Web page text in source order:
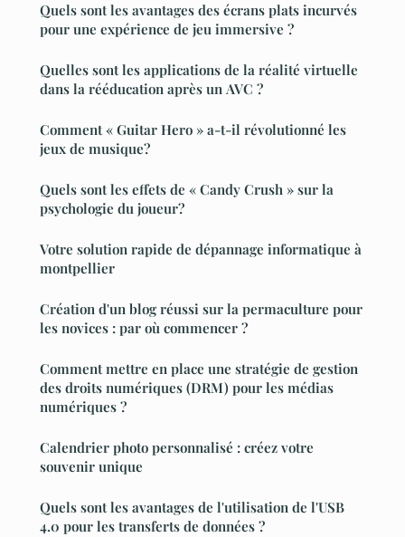
Quels sont les avantages des écrans plats incurvés
pour une expérience de jeu immersive ?
Quelles sont les applications de la réalité virtuelle
dans la rééducation après un AVC ?
Comment « Guitar Hero » a-t-il révolutionné les
jeux de musique?
Quels sont les effets de « Candy Crush » sur la
psychologie du joueur?
Votre solution rapide de dépannage informatique à
montpellier
Création d'un blog réussi sur la permaculture pour
les novices : par où commencer ?
Comment mettre en place une stratégie de gestion
des droits numériques (DRM) pour les médias
numériques ?
Calendrier photo personnalisé : créez votre
souvenir unique
Quels sont les avantages de l'utilisation de l'USB
4.0 pour les transferts de données ?